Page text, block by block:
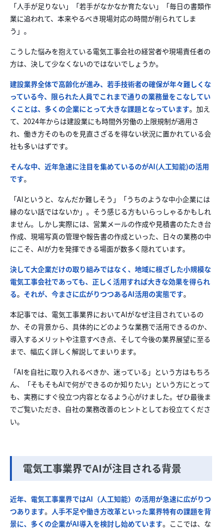
「人手が足りない」「若手がなかなか育たない」「毎日の書類作
業に追われて、本来やるべき現場対応の時間が削られてしま
う」。
こうした悩みを抱え ている電気工事会社の経営者や現場責任者の
方は、決して少なくないのではないでしょうか。
建設業界全体で高齢化が進み、若手技術者の確保が年々難しくな
っている今、限られた人員でこれまで通りの業務量をこなしてい
くことは、 多くの企業にとって大きな課題となっています。加え
て、2024年からは建設業にも時間外労働の上限規制が適用さ
れ、働き方そのものを見直さざるを得ない状況に置かれている会
社も多いはずです。
そんな中、近年急速に注目を集めているのがAI(人工知能)の活用
です。
「AIというと、なんだか難しそう」「うちのような中小企業には
縁のない話ではないか」。そう感じる方もいらっしゃるかもしれ
ません。しかし実際には、営業メールの作成や見積書のたたき台
作成、現場写真の管理や報告書の作成といった、日々の業務の中
にこそ、AIが力を発揮できる場面が数多く隠れています。
決して大企業だけの取り組みではなく、地域に根ざした小規模な
電気工事会社であっても、正 しく活用すれば大きな効果を得られ
る。 それが、今まさに広がりつつあるAI活用の実態です。
本記事では、電気工事業界においてAIがなぜ注目されているの
か、 その背景から、具体的にどのような業務で活用できるのか、
導入するメリ ットや注意すべき点、そして今後の業界展望に至る
まで、幅広く詳しく解説してまいります。
「AIを自社に取り入れるべきか、迷っている」という方はもちろ
ん、「そもそもAIで何ができるのか知 りたい」という方にとって
も、実務にすぐ役立つ内容となるよう心がけました。ぜひ最後ま
でご覧いただき、自社の業務改善のヒン トとしてお役立てくださ
い。
電気工事業界でAIが注目される背景
近年、電気工事業界ではAI（人工知能）の活用が急速に広がりつ
つあります。 人手不足や働き方改革といった業界特有の課題を背
景に、多くの企業がAI導入を検討し始めています。ここでは、な